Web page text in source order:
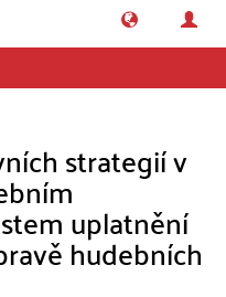
strategií v
uplatnění
hudebních